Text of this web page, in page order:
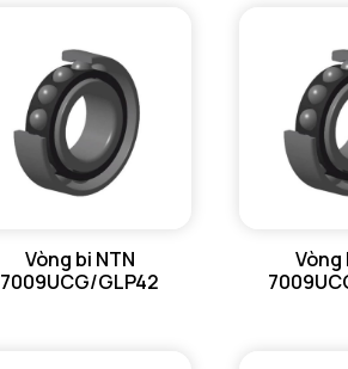
Vòng bi NTN
7009UCG/GLP42
Vòng